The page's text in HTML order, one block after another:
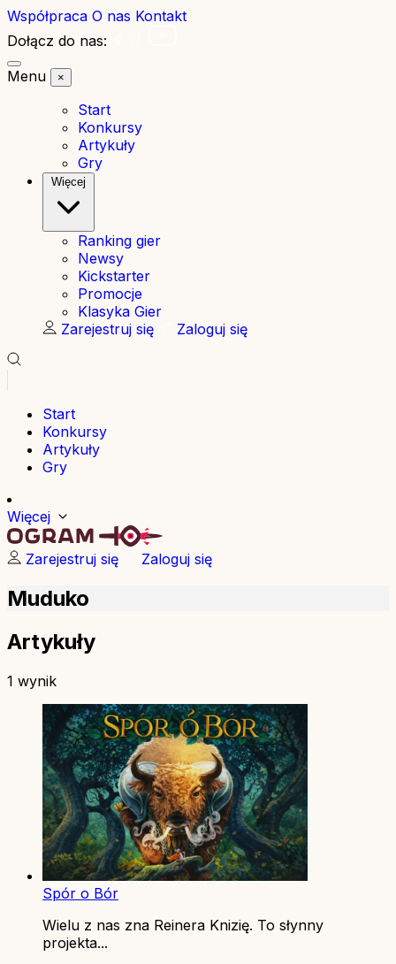
Współpraca O nas Kontakt
Dołącz do nas:
Menu
×
Start
Konkursy
Artykuły
Gry
Więcej
Ranking gier
Newsy
Kickstarter
Promocje
Klasyka Gier
Zarejestruj się
Zaloguj się
Start
Konkursy
Artykuły
Gry
Więcej
Zarejestruj się Zaloguj się
Muduko
Artykuły
1 wynik
Spór o Bór
Wielu z nas zna Reinera Knizię. To słynny
projekta...